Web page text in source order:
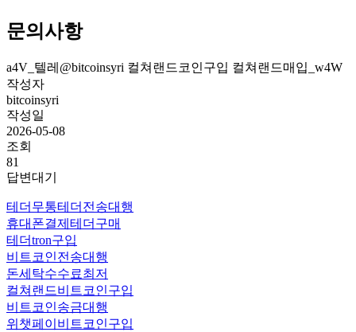
문의사항
a4V_텔레@bitcoinsyri 컬쳐랜드코인구입 컬쳐랜드매입_w4W
작성자
bitcoinsyri
작성일
2026-05-08
조회
81
답변대기
테더무통테더전송대행
휴대폰결제테더구매
테더tron구입
비트코인전송대행
돈세탁수수료최저
컬쳐랜드비트코인구입
비트코인송금대행
위챗페이비트코인구입